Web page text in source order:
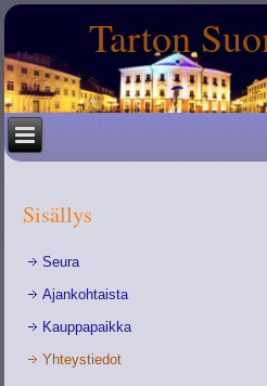
Tarton
Sisällys
Seura
Ajankohtaista
Kauppapaikka
Yhteystiedot